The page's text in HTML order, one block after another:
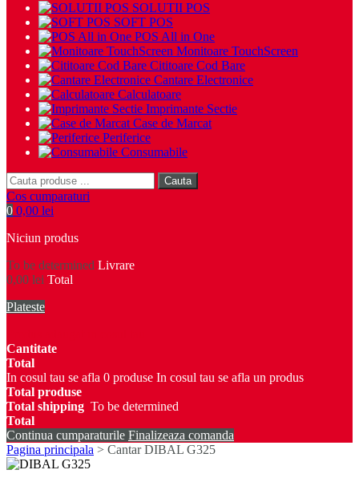
SOLUTII POS
SOFT POS
POS All in One
Monitoare TouchScreen
Cititoare Cod Bare
Cantare Electronice
Calculatoare
Imprimante Sectie
Case de Marcat
Periferice
Consumabile
Cauta
Cos cumparaturi
0 0,00 lei
Niciun produs
To be determined Livrare
0,00 lei Total
Plateste
Cantitate
Total
In cosul tau se afla 0 produse In cosul tau se afla un produs
Total produse
Total shipping To be determined
Total
Continua cumparaturile Finalizeaza comanda
Pagina principala > Cantar DIBAL G325